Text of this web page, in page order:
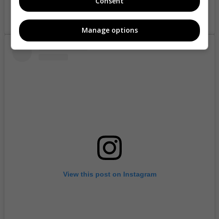
A post shared by Holly Jane (@therealhollyj)
View this post on Instagram
Manage options